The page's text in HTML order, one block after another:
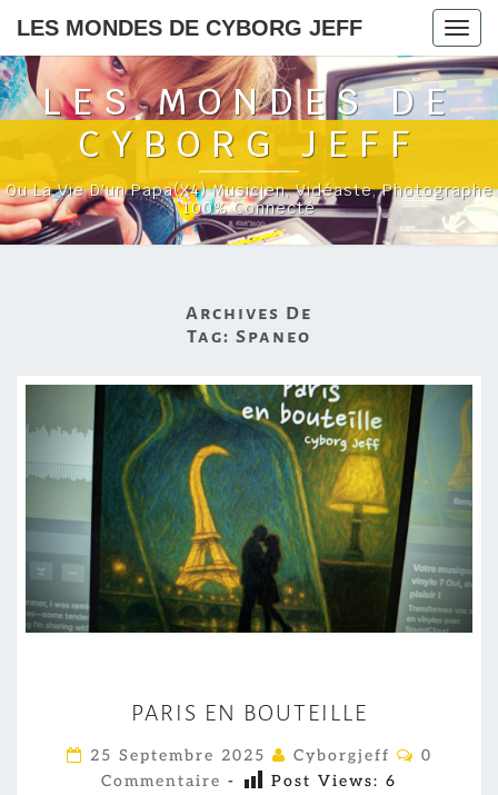
LES MONDES DE CYBORG JEFF
LES MONDES DE
CYBORG JEFF
Ou La Vie D'un Papa(x4) Musicien, Vidéaste, Photographe
100% Connecté
Archives De
Tag: Spaneo
A
R
I
PARIS EN BOUTEILLE
25 Septembre 2025 Cyborgjeff
C
0
Commentaire - Post Views: 6